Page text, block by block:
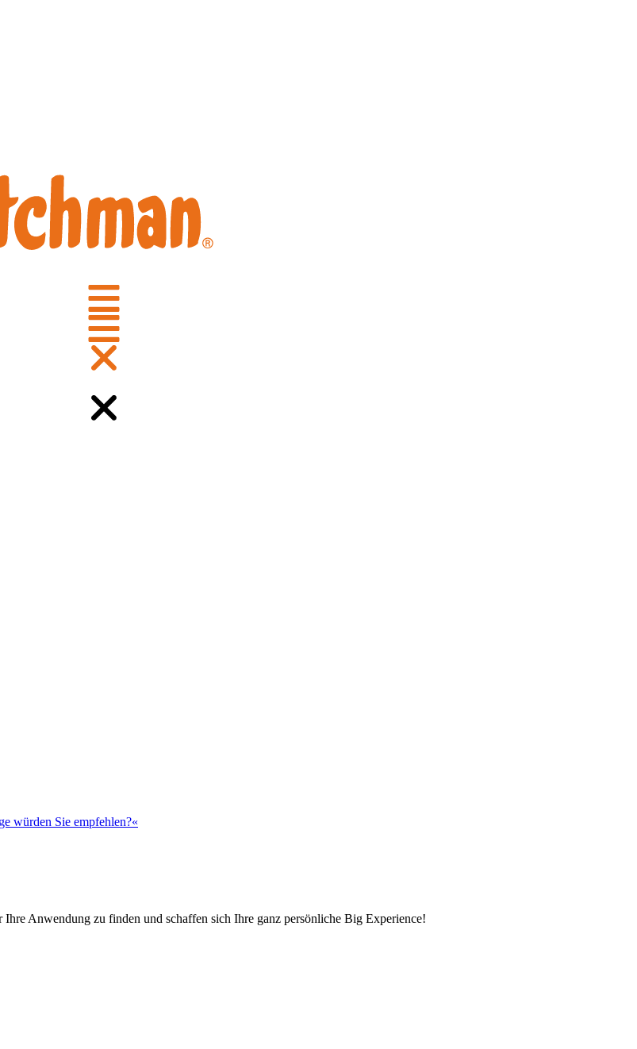
würden Sie empfehlen?«
Anwendung zu finden und schaffen sich Ihre ganz persönliche Big Experience!